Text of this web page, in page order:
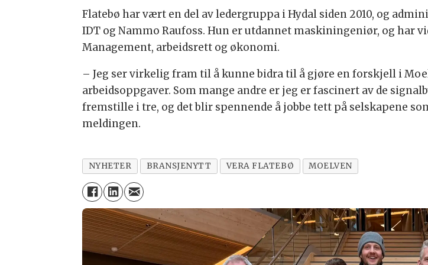
Flatebø har vært en del av ledergruppa i Hydal siden 2010, og
IDT og Nammo Raufoss. Hun er utdannet maskiningeniør, og har
Management, arbeidsrett og økonomi.
– Jeg ser virkelig fram til å kunne bidra til å gjøre en forskjell i
arbeidsoppgaver. Som mange andre er jeg er fascinert av de
fremstille i tre, og det blir spennende å jobbe tett på selskapene
meldingen.
NYHETER BRANSJENYTT VERA FLATEBØ MOELVEN